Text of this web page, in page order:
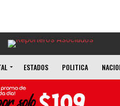
ESTADOS POLITICA